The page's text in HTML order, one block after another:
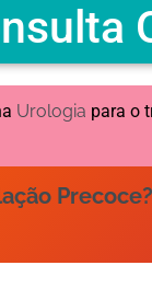
Urologia para o